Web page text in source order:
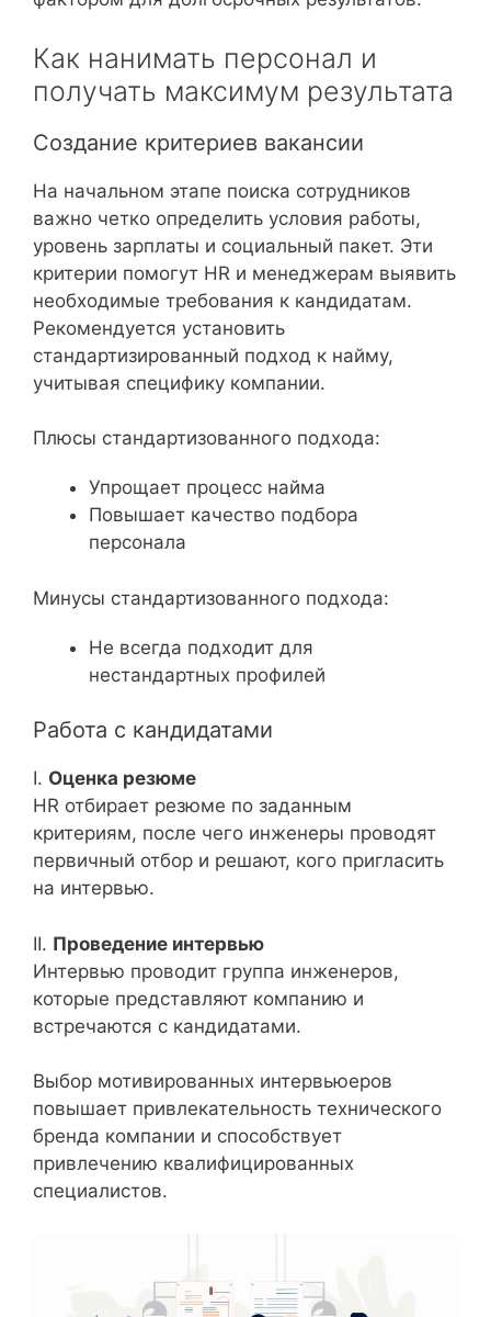
Как нанимать персонал и
получать максимум результата
Создание критериев вакансии
На начальном этапе поиска сотрудников
важно четко определить условия работы,
уровень зарплаты и социальный пакет. Эти
критерии помогут HR и менеджерам выявить
необходимые требования к кандидатам.
Рекомендуется установить
стандартизированный подход к найму,
учитывая специфику компании.
Плюсы стандартизованного подхода:
Упрощает процесс найма
Повышает качество подбора
персонала
Минусы стандартизованного подхода:
Не всегда подходит для
нестандартных профилей
Работа с кандидатами
I. Оценка резюме
HR отбирает резюме по заданным
критериям, после чего инженеры проводят
первичный отбор и решают, кого пригласить
на интервью.
II. Проведение интервью
Интервью проводит группа инженеров,
которые представляют компанию и
встречаются с кандидатами.
Выбор мотивированных интервьюеров
повышает привлекательность технического
бренда компании и способствует
привлечению квалифицированных
специалистов.